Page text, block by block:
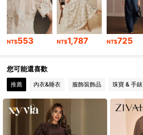
4.89 4M 追蹤者
4.89 4M 追蹤者
4M 追蹤者
NT$553 NT$1,787 NT$725
您可能還喜歡
推薦 內衣&睡衣 服飾裝飾品 珠寶 & 手錶